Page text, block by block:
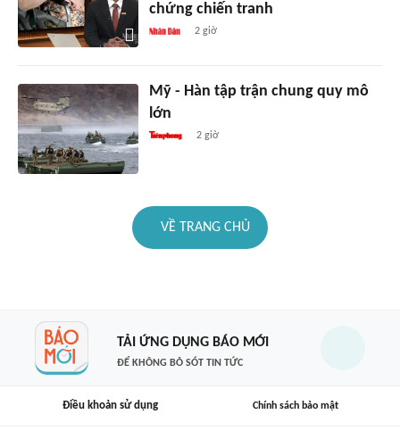
chứng chiến tranh
2 giờ
Mỹ - Hàn tập trận chung quy mô
lớn
2 giờ
VỀ TRANG CHỦ
TẢI ỨNG DỤNG BÁO MỚI
ĐỂ KHÔNG BỎ SÓT TIN TỨC
Điều khoản sử dụng Chính sách bảo mật